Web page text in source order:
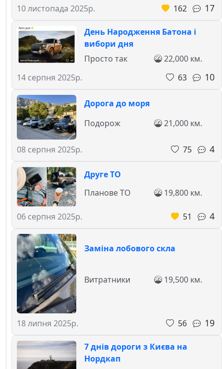
10 листопада 2025р.
162
17
День Народження Батона і
вибори дня
14 серпня 2025р.
Просто так
22,000 км.
63
10
Дорога до моря
08 серпня 2025р.
Подорож 21,000 км.
75 4
Друге ТО
06 серпня 2025р.
Планове ТО 19,800 км.
51 4
Заміна лобового скла
18 липня 2025р.
Витратники 19,500 км.
56 19
7 днів дороги з Києва на
Нордкап